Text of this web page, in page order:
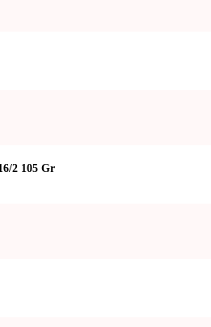
2 105 Gr